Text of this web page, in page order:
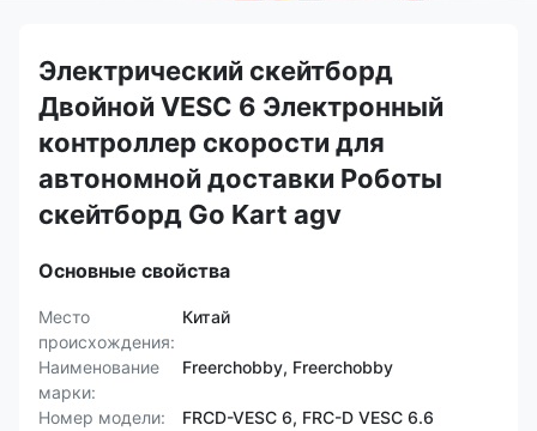
Электрический скейтборд
Двойной VESC 6 Электронный
контроллер скорости для
автономной доставки Роботы
скейтборд Go Kart agv
Основные свойства
Место
происхождения:
Китай
Наименование
марки:
Freerchobby, Freerchobby
Номер модели: FRCD-VESC 6, FRC-D VESC 6.6